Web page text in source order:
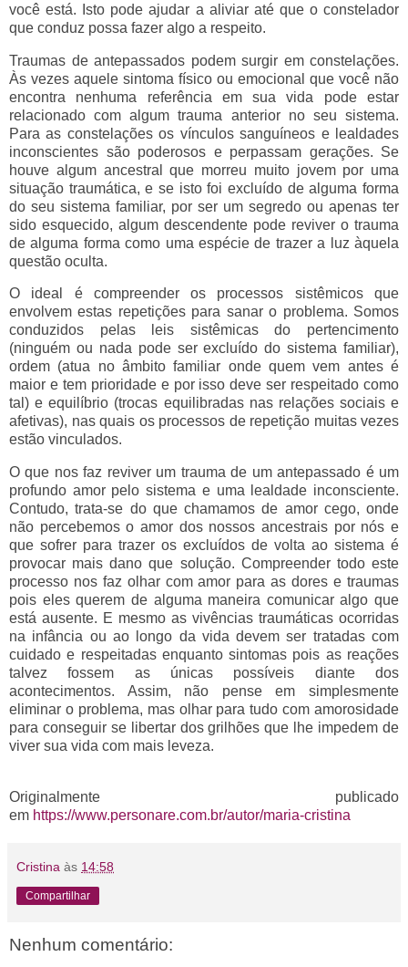
você está. Isto pode ajudar a aliviar até que o constelador
que conduz possa fazer algo a respeito.
Traumas de antepassados podem surgir em constelações.
Às vezes aquele sintoma físico ou emocional que você não
encontra nenhuma referência em sua vida pode estar
relacionado com algum trauma anterior no seu sistema.
Para as constelações os vínculos sanguíneos e lealdades
inconscientes são poderosos e perpassam gerações. Se
houve algum ancestral que morreu muito jovem por uma
situação traumática, e se isto foi excluído de alguma forma
do seu sistema familiar, por ser um segredo ou apenas ter
sido esquecido, algum descendente pode reviver o trauma
de alguma forma como uma espécie de trazer a luz àquela
questão oculta.
O ideal é compreender os processos sistêmicos que
envolvem estas repetições para sanar o problema. Somos
conduzidos pelas leis sistêmicas do pertencimento
(ninguém ou nada pode ser excluído do sistema familiar),
ordem (atua no âmbito familiar onde quem vem antes é
maior e tem prioridade e por isso deve ser respeitado como
tal) e equilíbrio (trocas equilibradas nas relações sociais e
afetivas), nas quais os processos de repetição muitas vezes
estão vinculados.
O que nos faz reviver um trauma de um antepassado é um
profundo amor pelo sistema e uma lealdade inconsciente.
Contudo, trata-se do que chamamos de amor cego, onde
não percebemos o amor dos nossos ancestrais por nós e
que sofrer para trazer os excluídos de volta ao sistema é
provocar mais dano que solução. Compreender todo este
processo nos faz olhar com amor para as dores e traumas
pois eles querem de alguma maneira comunicar algo que
está ausente. E mesmo as vivências traumáticas ocorridas
na infância ou ao longo da vida devem ser tratadas com
cuidado e respeitadas enquanto sintomas pois as reações
talvez fossem as únicas possíveis diante dos
acontecimentos. Assim, não pense em simplesmente
eliminar o problema, mas olhar para tudo com amorosidade
para conseguir se libertar dos grilhões que lhe impedem de
viver sua vida com mais leveza.
Originalmente publicado
em https://www.personare.com.br/autor/maria-cristina
Cristina às 14:58
Compartilhar
Nenhum comentário: